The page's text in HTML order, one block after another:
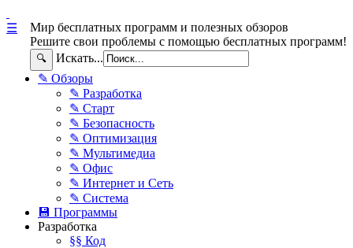
Мир бесплатных программ и полезных обзоров
Решите свои проблемы с помощью бесплатных программ!
🔍 Искать...
☰
✎ Обзоры
✎ Разработка
✎ Старт
✎ Безопасность
✎ Оптимизация
✎ Мультимедиа
✎ Офис
✎ Интернет и Сеть
✎ Система
💾 Программы
Разработка
§§ Код